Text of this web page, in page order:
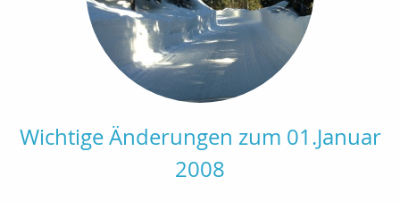
Wichtige Änderungen zum 01.Januar
2008